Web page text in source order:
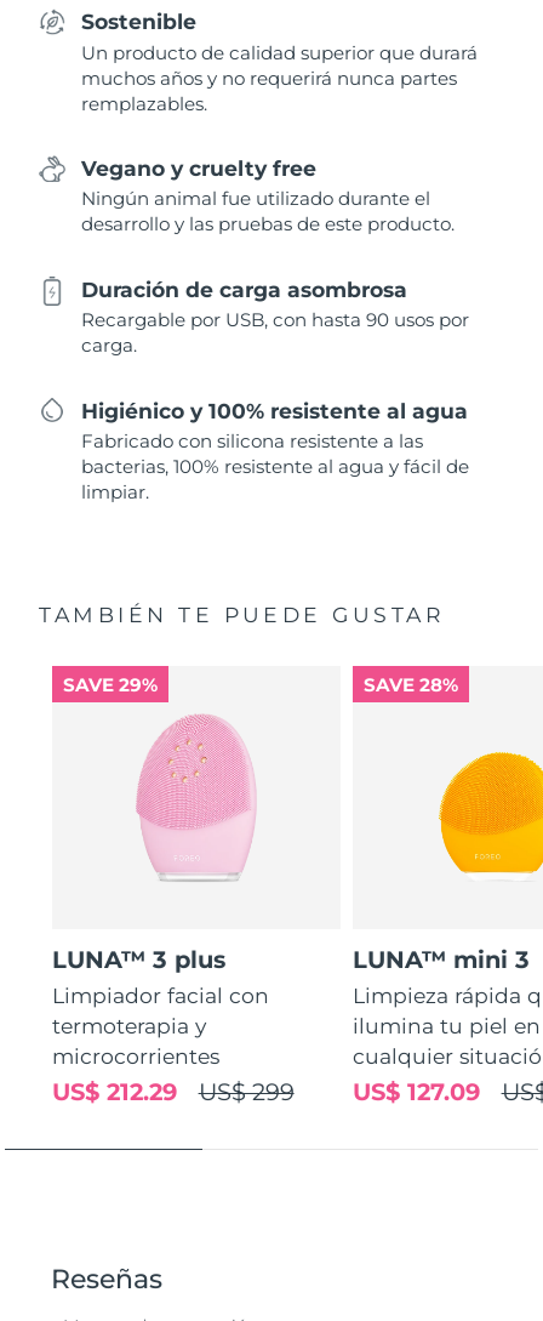
Sostenible
Un producto de calidad superior que durará
muchos años y no requerirá nunca partes
remplazables.
Vegano y cruelty free
Ningún animal fue utilizado durante el
desarrollo y las pruebas de este producto.
Duración de carga asombrosa
Recargable por USB, con hasta 90 usos por
carga.
Higiénico y 100% resistente al agua
Fabricado con silicona resistente a las
bacterias, 100% resistente al agua y fácil de
limpiar.
TAMBIÉN TE PUEDE GUSTAR
SAVE 29%
LUNA™ 3 plus
Limpiador facial con
termoterapia y
microcorrientes
US$ 299
US$ 212.29
SAVE 28%
LUNA™ mini 3
Limpieza rápida
ilumina tu piel en
cualquier
US$ 127.09